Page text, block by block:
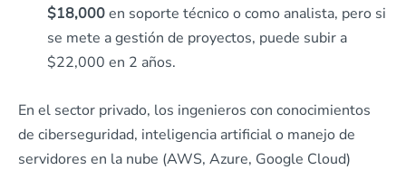
$18,000en soporte técnico o como analista, pero si
se mete a gestión de proyectos, puede subir a
$22,000 en 2 años.
En el sector privado, los ingenieros con conocimientos
de ciberseguridad, inteligencia artificial o manejo de
servidores en la nube (AWS, Azure, Google Cloud)